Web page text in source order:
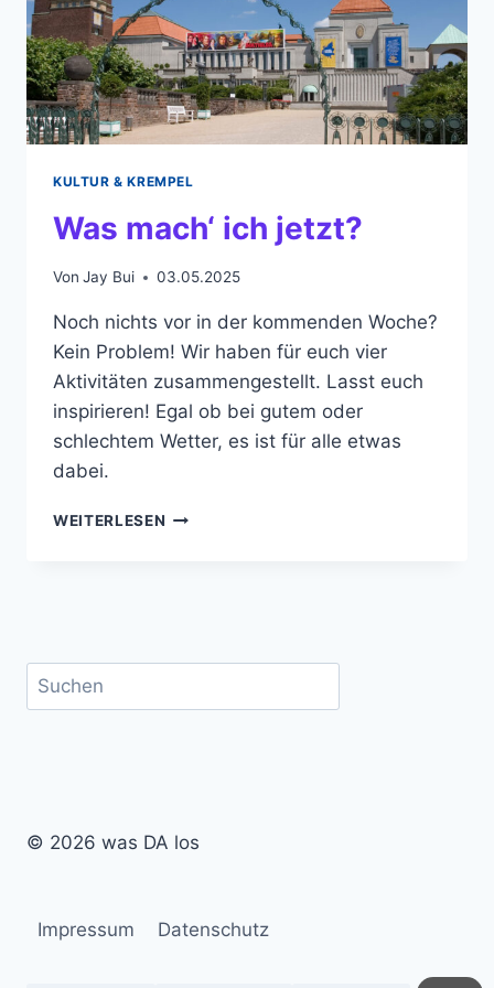
KULTUR & KREMPEL
Was mach‘ ich jetzt?
Von Jay Bui 03.05.2025
Noch nichts vor in der kommenden Woche?
Kein Problem! Wir haben für euch vier
Aktivitäten zusammengestellt. Lasst euch
inspirieren! Egal ob bei gutem oder
schlechtem Wetter, es ist für alle etwas
dabei.
WEITERLESEN WAS
Suchen
© 2026 was DA los
Impressum Datenschutz